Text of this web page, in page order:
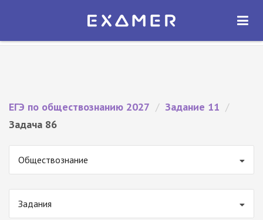
Экзамер — ЕГЭ 2027
ОТКРЫТЬ
ЕГЭ по обществознанию 2027 / Задание 11 /
Задача 86
Обществознание
Задания